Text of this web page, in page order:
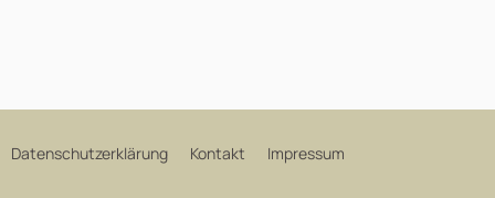
Datenschutzerklärung Kontakt Impressum